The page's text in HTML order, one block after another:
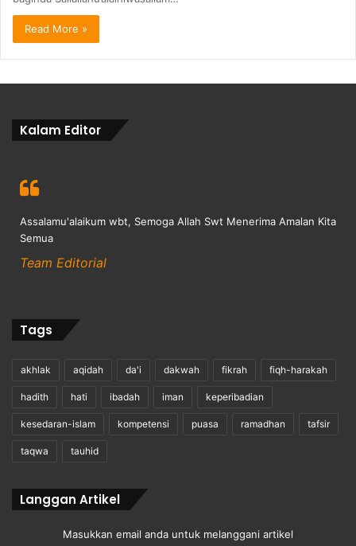
Read More »
Kalam Editor
Assalamu'alaikum wbt, Semoga Allah Swt Menerima Amalan Kita
Semua
Team Editorial
Tags
akhlak aqidah da'i dakwah fikrah fiqh-harakah
hadith hati ibadah iman keperibadian
kesedaran-islam kompetensi puasa ramadhan tafsir
taqwa tauhid
Langgan Artikel
Masukkan email anda untuk melanggani artikel